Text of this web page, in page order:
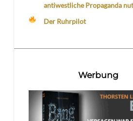
antiwestliche Propaganda
Der Ruhrpilot
Werbung